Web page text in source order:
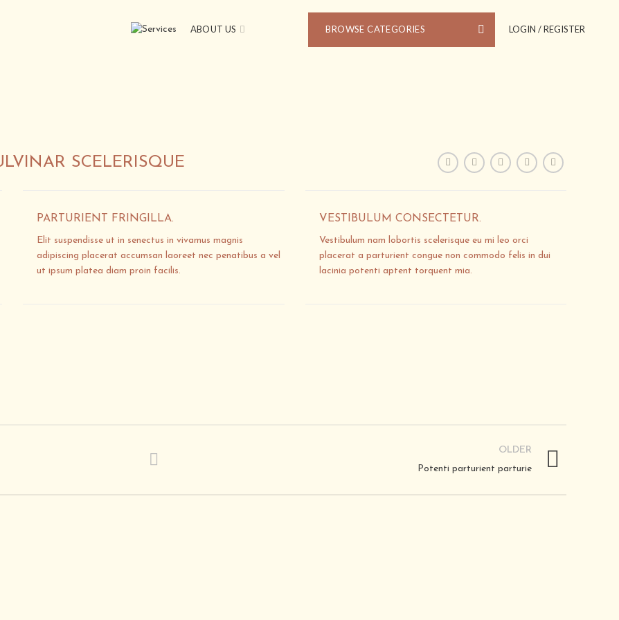
ABOUT US BROWSE CATEGORIES LOGIN / REGISTER
SCELERISQUE
PARTURIENT FRINGILLA.
Elit suspendisse ut in senectus in vivamus magnis
adipiscing placerat accumsan laoreet nec penatibus a vel
ut ipsum platea diam proin facilis.
VESTIBULUM CONSECTETUR.
Vestibulum nam lobortis scelerisque eu mi leo orci
placerat a parturient congue non commodo felis in dui
lacinia potenti aptent torquent mia.
OLDER
Potenti parturient parturie